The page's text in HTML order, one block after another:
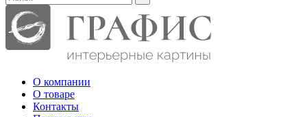
О компании
О товаре
Контакты